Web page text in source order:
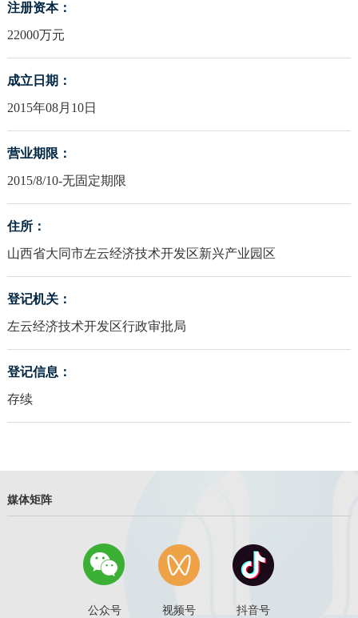
注册资本：
22000万元
成立日期：
2015年08月10日
营业期限：
2015/8/10-无固定期限
住所：
山西省大同市左云经济技术开发区新兴产业园区
登记机关：
左云经济技术开发区行政审批局
登记信息：
存续
媒体矩阵
公众号 视频号 抖音号